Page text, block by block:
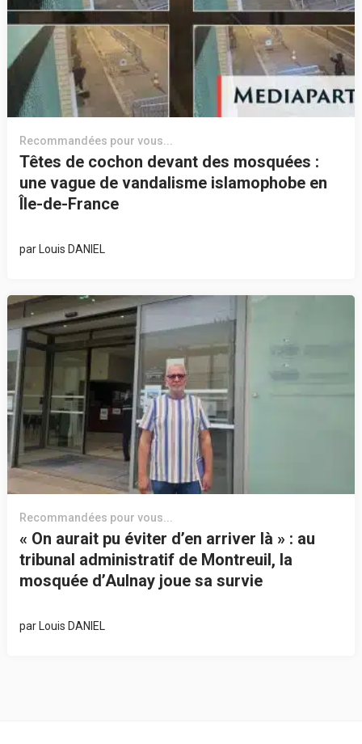
Recommandées pour vous...
Têtes de cochon devant des mosquées :
une vague de vandalisme islamophobe en
Île-de-France
par Louis DANIEL
Recommandées pour vous...
« On aurait pu éviter d’en arriver là » : au
tribunal administratif de Montreuil, la
mosquée d’Aulnay joue sa survie
par Louis DANIEL